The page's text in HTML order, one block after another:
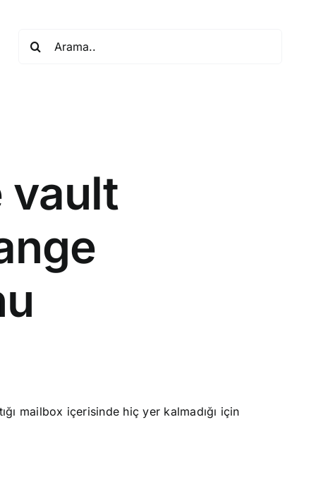
vault
mailbox içerisinde hiç yer kalmadığı için